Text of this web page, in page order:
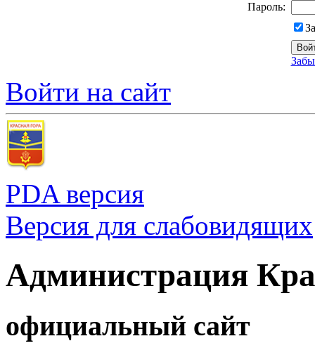
Пароль:
Войти на сайт
PDA версия
Версия для слабовидящих
Администрация
официальный сайт